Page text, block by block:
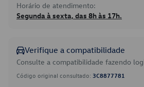
Horário de atendimento:
Segunda à sexta, das 8h às 17h.
Verifique a compatibilidade
Consulte a compatibilidade fazendo
Código original consultado: 3C8877781